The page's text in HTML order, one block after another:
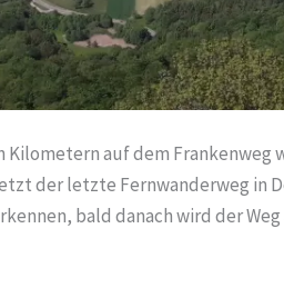
Kilometern auf dem Frankenweg
der letzte Fernwanderweg in
bald danach wird der